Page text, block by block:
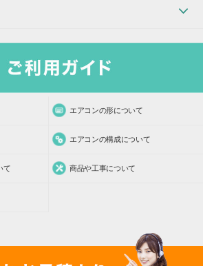
エアコンの形について
エアコンの構成について
て 商品や工事について